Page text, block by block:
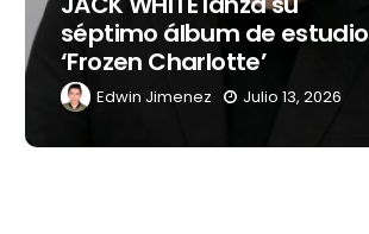
séptimo álbum de estudio
‘Frozen Charlotte’
Edwin Jimenez Julio 13, 2026